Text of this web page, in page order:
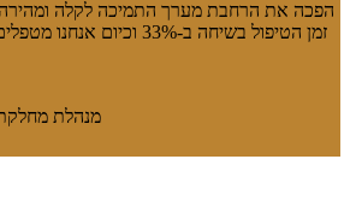
מנהלת